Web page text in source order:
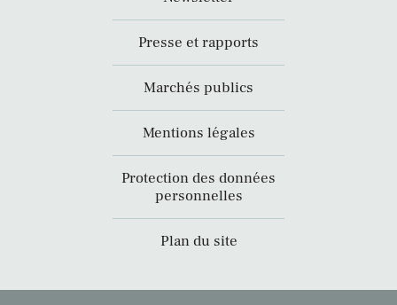
Presse et rapports
Marchés publics
Mentions légales
Protection des données
personnelles
Plan du site